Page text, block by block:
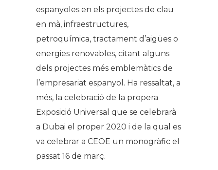
espanyoles en els projectes de clau
en mà, infraestructures,
petroquímica, tractament d’aigües o
energies renovables, citant alguns
dels projectes més emblemàtics de
l’empresariat espanyol. Ha ressaltat, a
més, la celebració de la propera
Exposició Universal que se celebrarà
a Dubai el proper 2020 i de la qual es
va celebrar a CEOE un monogràfic el
passat 16 de març.